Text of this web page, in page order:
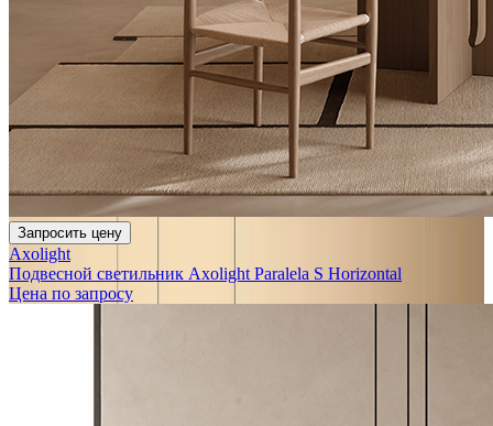
Запросить цену
Axolight
Подвесной светильник Axolight Paralela S Horizontal
Цена по запросу